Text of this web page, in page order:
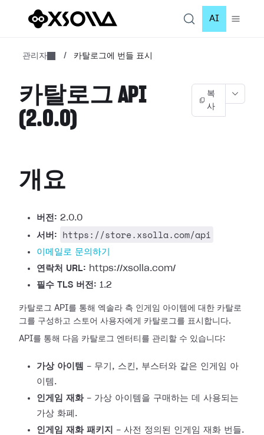
AI
관리자 / 카탈로그에 번들 표시
카탈로그 API
(2.0.0)
복
사
개요
버전: 2.0.0
서버:
https://store.xsolla.com/api
이메일로 문의하기
연락처 URL: https://xsolla.com/
필수 TLS 버전: 1.2
카탈로그 API를 통해 엑솔라 측 인게임 아이템에 대한 카탈로
그를 구성하고 스토어 사용자에게 카탈로그를 표시합니다.
API를 통해 다음 카탈로그 엔터티를 관리할 수 있습니다:
가상 아이템 - 무기, 스킨, 부스터와 같은 인게임 아
이템.
인게임 재화- 가상 아이템을 구매하는 데 사용되는
가상 화폐.
인게임 재화 패키지
- 사전 정의된 인게임 재화 번들.